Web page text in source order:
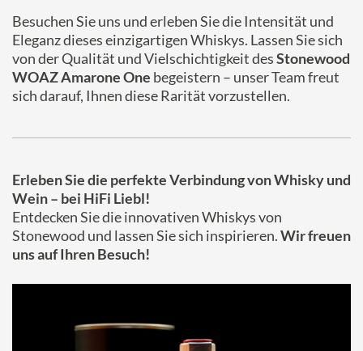
Besuchen Sie uns und erleben Sie die Intensität und
Eleganz dieses einzigartigen Whiskys. Lassen Sie sich
von der Qualität und Vielschichtigkeit desStonewood
WOAZ Amarone One begeistern – unser Team freut
sich darauf, Ihnen diese Rarität vorzustellen.
Erleben Sie die perfekte Verbindung von Whisky und
Wein – bei HiFi Liebl!
Entdecken Sie die innovativen Whiskys von
Stonewood und lassen Sie sich inspirieren.Wir freuen
uns auf Ihren Besuch!